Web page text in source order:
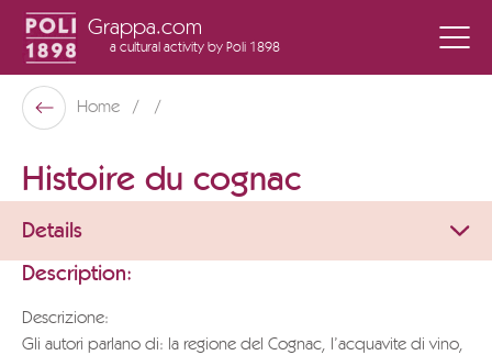
Grappa.com
a cultural activity by Poli 1898
Poli Museo Della Grappa
Back
Home
Histoire du cognac
Details
Description:
Descrizione:
Gli autori parlano di: la regione del Cognac, l’acquavite di vino,